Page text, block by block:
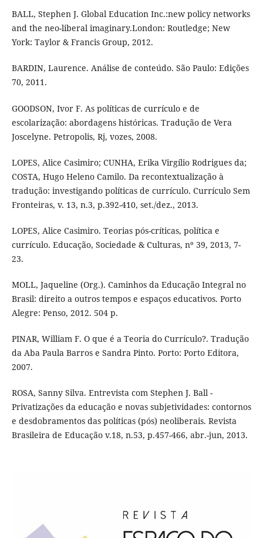
BALL, Stephen J. Global Education Inc.:new policy networks
and the neo-liberal imaginary.London: Routledge; New
York: Taylor & Francis Group, 2012.
BARDIN, Laurence. Análise de conteúdo. São Paulo: Edições
70, 2011.
GOODSON, Ivor F. As políticas de currículo e de
escolarização: abordagens históricas. Tradução de Vera
Joscelyne. Petropolis, Rj, vozes, 2008.
LOPES, Alice Casimiro; CUNHA, Erika Virgílio Rodrigues da;
COSTA, Hugo Heleno Camilo. Da recontextualização à
tradução: investigando políticas de currículo. Currículo Sem
Fronteiras, v. 13, n.3, p.392-410, set./dez., 2013.
LOPES, Alice Casimiro. Teorias pós-críticas, política e
currículo. Educação, Sociedade & Culturas, nº 39, 2013, 7-
23.
MOLL, Jaqueline (Org.). Caminhos da Educação Integral no
Brasil: direito a outros tempos e espaços educativos. Porto
Alegre: Penso, 2012. 504 p.
PINAR, William F. O que é a Teoria do Currículo?. Tradução
da Aba Paula Barros e Sandra Pinto. Porto: Porto Editora,
2007.
ROSA, Sanny Silva. Entrevista com Stephen J. Ball -
Privatizações da educação e novas subjetividades: contornos
e desdobramentos das políticas (pós) neoliberais. Revista
Brasileira de Educação v.18, n.53, p.457-466, abr.-jun, 2013.